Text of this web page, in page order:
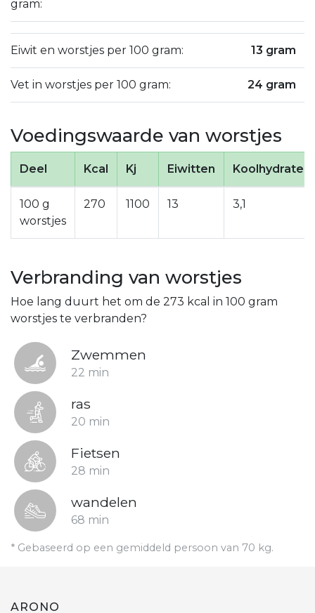
gram:
Eiwit en worstjes per 100 gram: 13 gram
Vet in worstjes per 100 gram: 24 gram
Voedingswaarde van worstjes
Deel Kcal Kj Eiwitten Koolhydraten
100 g
worstjes
270 1100 13 3,1
Verbranding van worstjes
Hoe lang duurt het om de 273 kcal in 100 gram
worstjes te verbranden?
Zwemmen
22 min
ras
20 min
Fietsen
28 min
wandelen
68 min
* Gebaseerd op een gemiddeld persoon van 70 kg.
ARONO